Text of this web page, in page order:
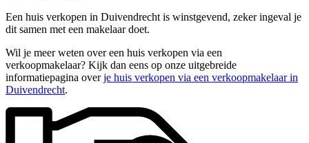
Een huis verkopen in Duivendrecht is winstgevend, zeker ingeval je
dit samen met een makelaar doet.
Wil je meer weten over een huis verkopen via een
verkoopmakelaar? Kijk dan eens op onze uitgebreide
informatiepagina overje huis verkopen via een verkoopmakelaar in
Duivendrecht.